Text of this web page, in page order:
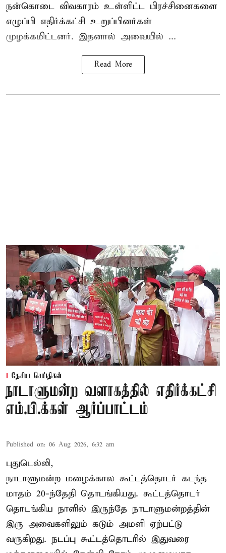
நன்கொடை விவகாரம் உள்ளிட்ட பிரச்சினைகளை
எழுப்பி எதிர்க்கட்சி உறுப்பினர்கள்
முழக்கமிட்டனர். இதனால் அவையில் ...
Read More
தேசிய செய்திகள்
நாடாளுமன்ற வளாகத்தில் எதிர்க்கட்சி
எம்.பி.க்கள் ஆர்ப்பாட்டம்
Published on: 06 Aug 2026, 6:32 am
புதுடெல்லி,
நாடாளுமன்ற மழைக்கால கூட்டத்தொடர் கடந்த
மாதம் 20-ந்தேதி தொடங்கியது. கூட்டத்தொடர்
தொடங்கிய நாளில் இருந்தே நாடாளுமன்றத்தின்
இரு அவைகளிலும் கடும் அமளி ஏற்பட்டு
வருகிறது. நடப்பு கூட்டத்தொடரில் இதுவரை